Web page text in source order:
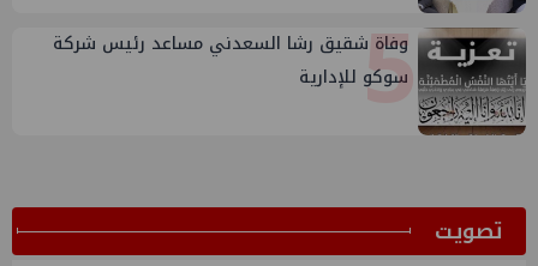
5
وفاة شقيق رشا السعدني مساعد رئيس شركة
سوكو للإدارية
ﺗﺼﻮﻳﺖ